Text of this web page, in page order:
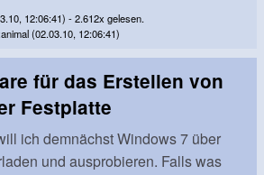
12:06:41) - 2.612x gelesen.
(02.03.10, 12:06:41)
für das Erstellen von
Festplatte
ich demnächst Windows 7 über
und ausprobieren. Falls was